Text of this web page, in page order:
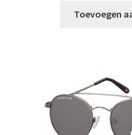
Toevoegen